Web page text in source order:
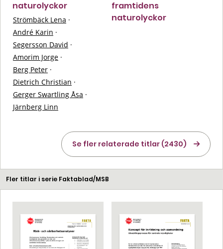
naturolyckor
Strömbäck Lena ·
André Karin ·
Segersson David ·
Amorim Jorge ·
Berg Peter ·
Dietrich Christian ·
Gerger Swartling Åsa ·
Järnberg Linn
framtidens
naturolyckor
Se fler relaterade titlar (2430)
Fler titlar i serie Faktablad/MSB